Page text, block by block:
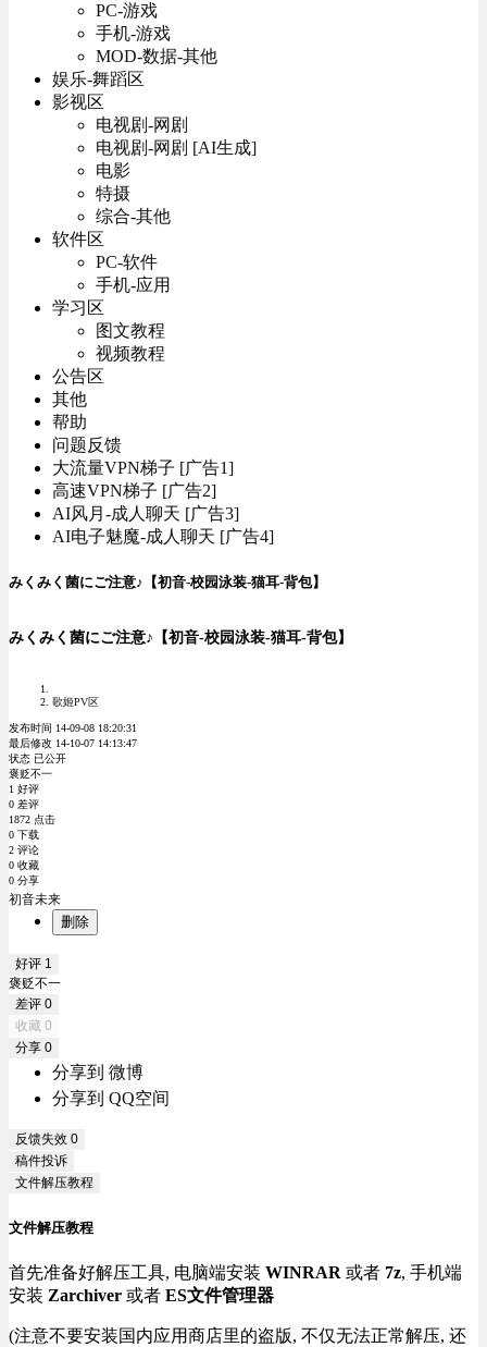
PC-游戏
手机-游戏
MOD-数据-其他
娱乐-舞蹈区
影视区
电视剧-网剧
电视剧-网剧 [AI生成]
电影
特摄
综合-其他
软件区
PC-软件
手机-应用
学习区
图文教程
视频教程
公告区
其他
帮助
问题反馈
大流量VPN梯子 [广告1]
高速VPN梯子 [广告2]
AI风月-成人聊天 [广告3]
AI电子魅魔-成人聊天 [广告4]
みくみく菌にご注意♪【初音-校园泳装-猫耳-背包】
みくみく菌にご注意♪【初音-校园泳装-猫耳-背包】
歌姬PV区
发布时间 14-09-08 18:20:31
最后修改 14-10-07 14:13:47
状态 已公开
褒贬不一
1 好评
0 差评
1872 点击
0 下载
2 评论
0 收藏
0 分享
初音未来
删除
好评 1
褒贬不一
差评 0
收藏 0
分享 0
分享到 微博
分享到 QQ空间
反馈失效 0
稿件投诉
文件解压教程
文件解压教程
首先准备好解压工具, 电脑端安装 WINRAR 或者 7z, 手机端
安装 Zarchiver 或者 ES文件管理器
(注意不要安装国内应用商店里的盗版, 不仅无法正常解压, 还